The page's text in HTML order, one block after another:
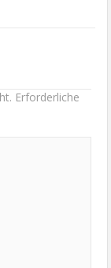
Erforderliche